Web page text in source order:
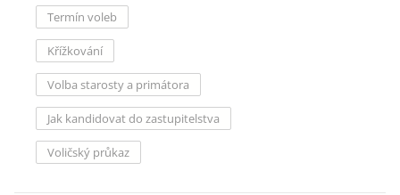
Termín voleb
Křížkování
Volba starosty a primátora
Jak kandidovat do zastupitelstva
Voličský průkaz